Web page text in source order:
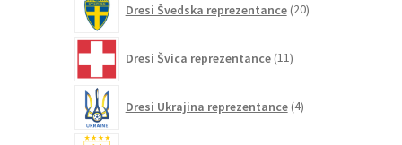
Dresi Švedska reprezentance 20izdelkov
Dresi Švica reprezentance 11izdelkov
Dresi Ukrajina reprezentance 4izdelki